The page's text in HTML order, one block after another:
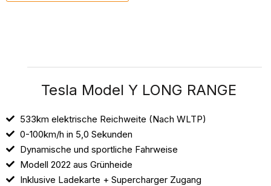
Tesla Model Y LONG RANGE
533km elektrische Reichweite (Nach WLTP)
0-100km/h in 5,0 Sekunden
Dynamische und sportliche Fahrweise
Modell 2022 aus Grünheide
Inklusive Ladekarte + Supercharger Zugang